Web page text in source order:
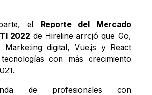
el Reporte del Mercado
2022 de Hireline arrojó que Go,
Marketing digital, Vue.js y React
con más crecimiento
de profesionales con